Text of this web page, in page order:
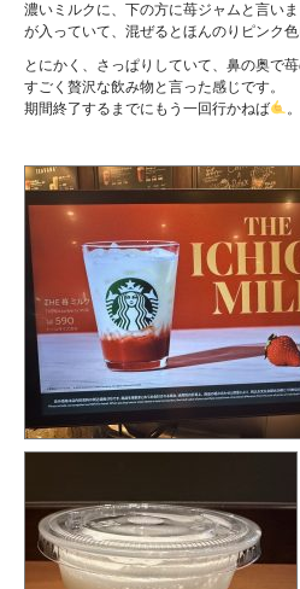
濃いミルクに、下の方に苺ジャムと言い
が入っていて、混ぜるとほんのりピンク色
とにかく、さっぱりしていて、鼻の奥で
すごく贅沢な飲み物と言った感じです。
期間終了するまでにもう一回行かねば
。